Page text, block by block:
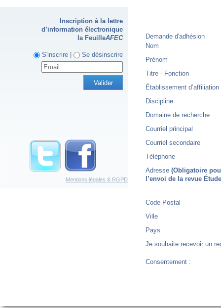
Inscription à la lettre
d’information électronique
la FeuilleAFEC
S'inscrire | Se désinscrire
Mentions légales & RGPD
Demande d'adhésion
Nom
Prénom
Titre - Fonction
Établissement d’affiliation
Discipline
Domaine de recherche
Courriel principal
Courriel secondaire
Téléphone
Adresse (Obligatoire
l’envoi de la revue
Code Postal
Ville
Pays
Je souhaite recevoir un
Consentement :